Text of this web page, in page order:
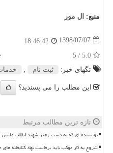
منبع: ال مور
1398/07/07
18:46:42
5.0
/ 5
تگهای خبر:
ثبت نام
این مطلب را می پسندید؟
تازه ترین مطالب مرتبط
نویسنده ای که به دست رهبر شهید انقلاب
شروع به کار موکب باید برخاست نهاد کتابخانه